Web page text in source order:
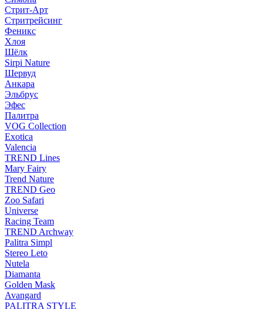
Стрит-Арт
Стритрейсинг
Феникс
Хлоя
Шёлк
Sirpi Nature
Шервуд
Анкара
Эльбрус
Эфес
Палитра
VOG Collection
Exotica
Valencia
TREND Lines
Mary Fairy
Trend Nature
TREND Geo
Zoo Safari
Universe
Racing Team
TREND Archway
Palitra Simpl
Stereo Leto
Nutela
Diamanta
Golden Mask
Avangard
PALITRA STYLE